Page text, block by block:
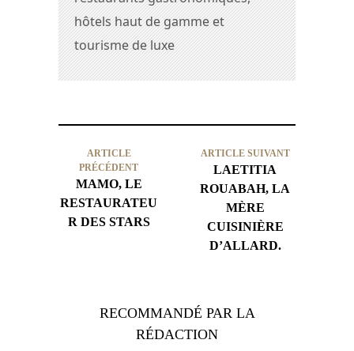
hôtels haut de gamme et
tourisme de luxe
ARTICLE
PRÉCÉDENT
MAMO, LE
RESTAURATEU
R DES STARS
ARTICLE SUIVANT
LAETITIA
ROUABAH, LA
MÈRE
CUISINIÈRE
D’ALLARD.
RECOMMANDÉ PAR LA
RÉDACTION